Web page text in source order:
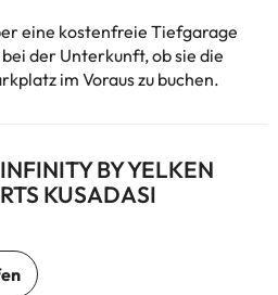
eine kostenfreie Tiefgarage
der Unterkunft, ob sie die
im Voraus zu buchen.
BY YELKEN
KUSADASI